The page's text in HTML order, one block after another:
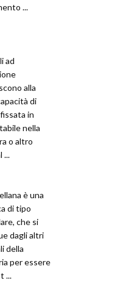
...
ad
alla
di
in
nella
o altro
...
è una
di tipo
che si
dagli altri
della
per essere
...